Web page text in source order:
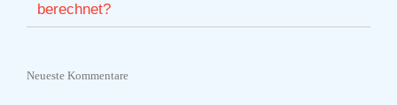
berechnet?
Neueste Kommentare